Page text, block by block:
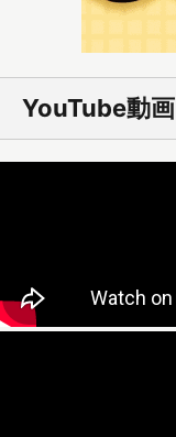
YouTube動画